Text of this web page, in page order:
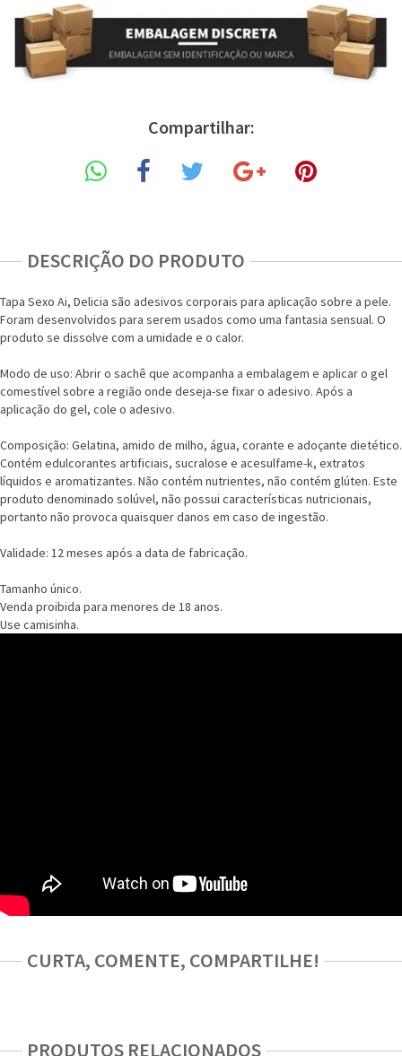
Compartilhar:
DESCRIÇÃO DO PRODUTO
Tapa Sexo Ai, Delicia são adesivos corporais para aplicação sobre a pele.
Foram desenvolvidos para serem usados como uma fantasia sensual. O
produto se dissolve com a umidade e o calor.
Modo de uso: Abrir o sachê que acompanha a embalagem e aplicar o gel
comestível sobre a região onde deseja-se fixar o adesivo. Após a
aplicação do gel, cole o adesivo.
Composição: Gelatina, amido de milho, água, corante e adoçante dietético.
Contém edulcorantes artificiais, sucralose e acesulfame-k, extratos
líquidos e aromatizantes. Não contém nutrientes, não contém glúten. Este
produto denominado solúvel, não possui características nutricionais,
portanto não provoca quaisquer danos em caso de ingestão.
Validade: 12 meses após a data de fabricação.
Tamanho único.
Venda proibida para menores de 18 anos.
Use camisinha.
CURTA, COMENTE, COMPARTILHE!
PRODUTOS RELACIONADOS